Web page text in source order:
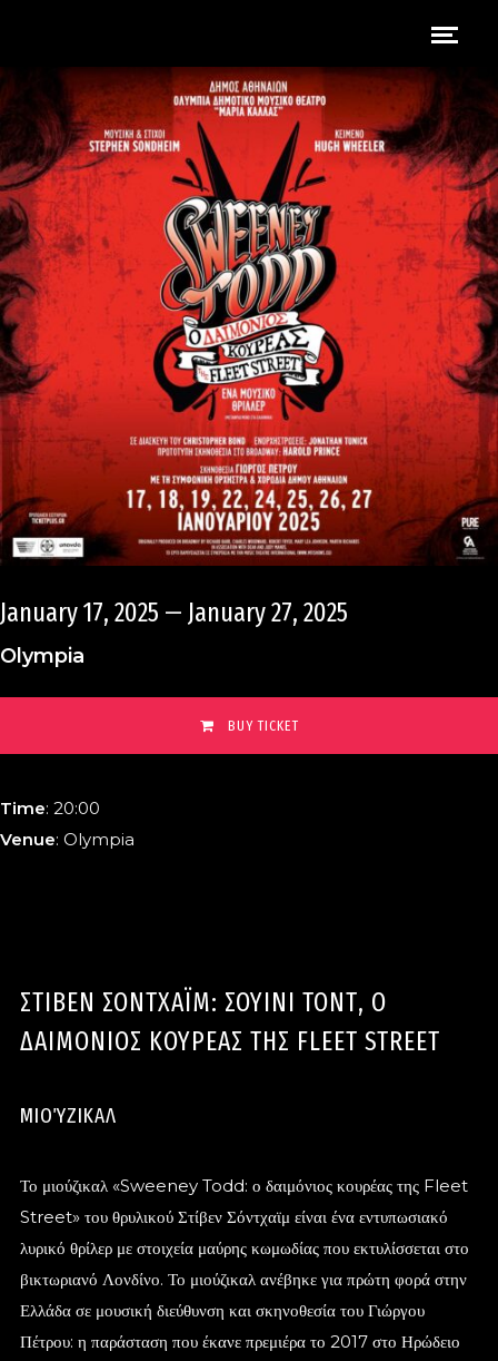
January 17, 2025 — January 27, 2025
Olympia
BUY TICKET
Time: 20:00
Venue: Olympia
ΣΤΙΒΕΝ ΣΟΝΤΧΑΪΜ: ΣΟΥΙΝΙ ΤΟΝΤ, Ο
ΔΑΙΜΟΝΙΟΣ ΚΟΥΡΕΑΣ ΤΗΣ FLEET STREET
ΜΙΟΎΖΙΚΑΛ
Το μιούζικαλ «Sweeney Todd: ο δαιμόνιος κουρέας της Fleet
Street» του θρυλικού Στίβεν Σόντχαϊμ είναι ένα εντυπωσιακό
λυρικό θρίλερ με στοιχεία μαύρης κωμωδίας που εκτυλίσσεται στο
βικτωριανό Λονδίνο. Το μιούζικαλ ανέβηκε για πρώτη φορά στην
Ελλάδα σε μουσική διεύθυνση και σκηνοθεσία του Γιώργου
Πέτρου: η παράσταση που έκανε πρεμιέρα το 2017 στο Ηρώδειο